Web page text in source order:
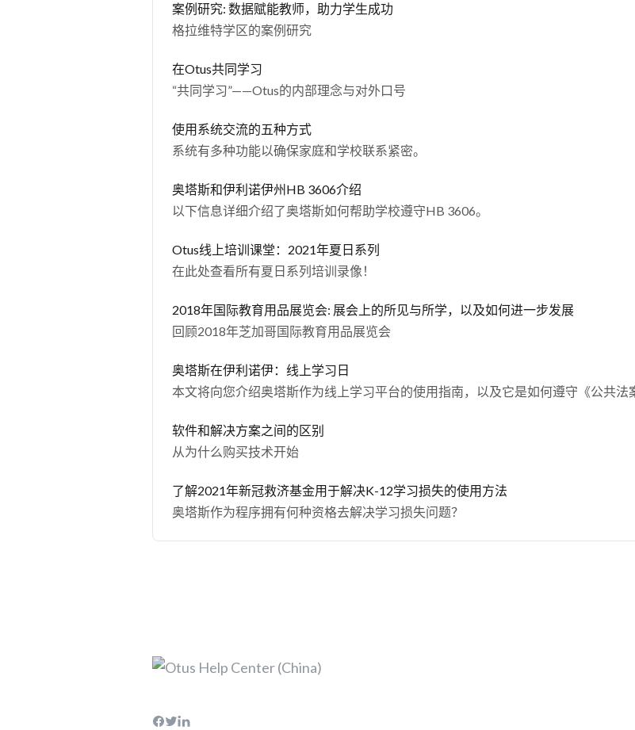
案例研究: 数据赋能教师，助力学生成功
格拉维特学区的案例研究
在Otus共同学习
“共同学习”——Otus的内部理念与对外口号
使用系统交流的五种方式
系统有多种功能以确保家庭和学校联系紧密。
奥塔斯和伊利诺伊州HB 3606介绍
以下信息详细介绍了奥塔斯如何帮助学校遵守HB 3606。
Otus线上培训课堂：2021年夏日系列
在此处查看所有夏日系列培训录像！
2018年国际教育用品展览会: 展会上的所见与所学，以及如何进一步发展
回顾2018年芝加哥国际教育用品展览会
奥塔斯在伊利诺伊：线上学习日
本文将向您介绍奥塔斯作为线上学习平台的使用指南，以及它是如何遵守《公共法
软件和解决方案之间的区别
从为什么购买技术开始
了解2021年新冠救济基金用于解决K-12学习损失的使用方法
奥塔斯作为程序拥有何种资格去解决学习损失问题？